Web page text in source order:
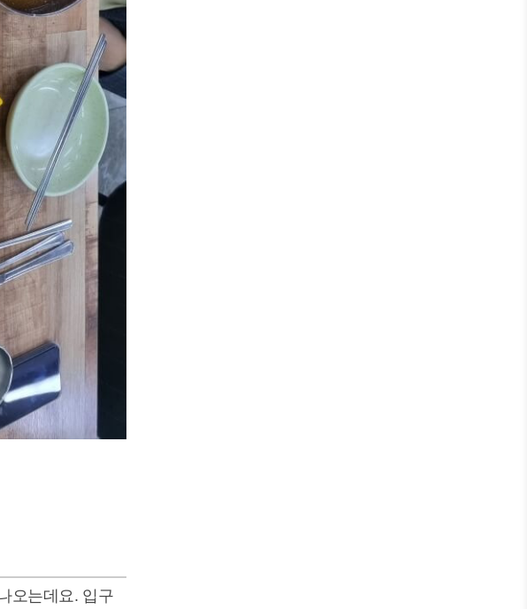
오는데요. 입구